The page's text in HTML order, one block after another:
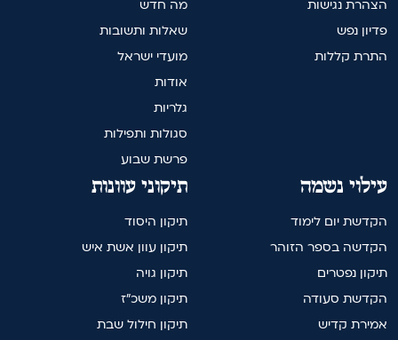
מה חדש
שאלות ותשובות
מועדי ישראל
אודות
גלריות
סגולות ותפילות
פרשת שבוע
הצהרת נגישות
פדיון נפש
התרת קללות
תיקוני עוונות
תיקון היסוד
תיקון עוון אשת איש
תיקון גויה
תיקון משכ"ז
תיקון חילול שבת
עילוי נשמה
הקדשת יום לימוד
הקדשה בספר הזוהר
תיקון נפטרים
הקדשת סעודה
אמירת קדיש